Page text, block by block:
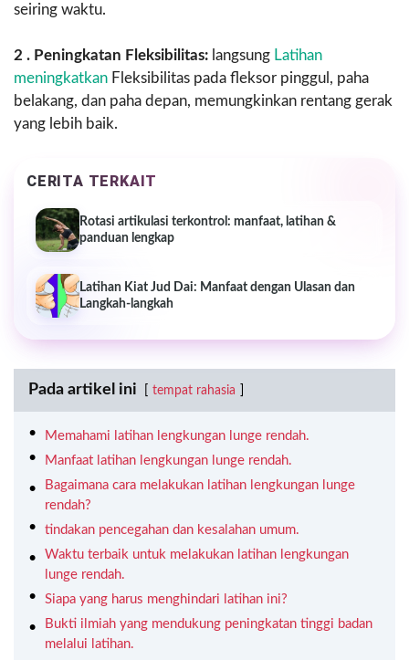
seiring waktu.
2 . Peningkatan Fleksibilitas: langsung Latihan
meningkatkan Fleksibilitas pada fleksor pinggul, paha
belakang, dan paha depan, memungkinkan rentang gerak
yang lebih baik.
CERITA TERKAIT
Rotasi artikulasi terkontrol: manfaat, latihan &
panduan lengkap
Latihan Kiat Jud Dai: Manfaat dengan Ulasan dan
Langkah-langkah
Pada artikel ini tempat rahasia
Memahami latihan lengkungan lunge rendah.
Manfaat latihan lengkungan lunge rendah.
Bagaimana cara melakukan latihan lengkungan lunge
rendah?
tindakan pencegahan dan kesalahan umum.
Waktu terbaik untuk melakukan latihan lengkungan
lunge rendah.
Siapa yang harus menghindari latihan ini?
Bukti ilmiah yang mendukung peningkatan tinggi badan
melalui latihan.